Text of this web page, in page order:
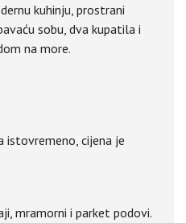
kuhinju, prostrani
sobu, dva kupatila i
na more.
istovremeno, cijena je
mramorni i parket podovi.